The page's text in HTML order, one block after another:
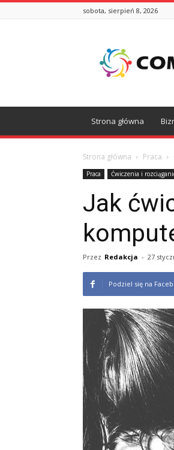
sobota, sierpień 8, 2026
Strona główna
Strona główna Praca
Praca Ćwiczenia i
Jak
Przez Redakcja - 27
Podziel się na